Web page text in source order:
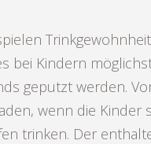
bei Kindern
geputzt werden.
wenn die Kinder
trinken. Der